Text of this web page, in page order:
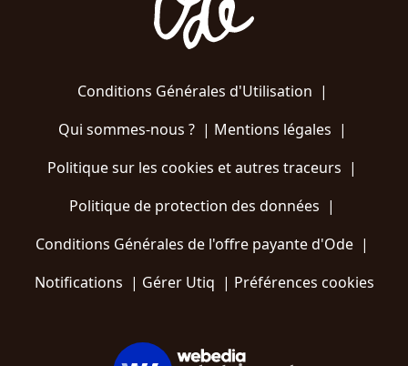
Conditions Générales d'Utilisation |
Qui sommes-nous ?| Mentions légales |
Politique sur les cookies et autres traceurs |
Politique de protection des données |
Conditions Générales de l'offre payante d'Ode |
Notifications | Gérer Utiq | Préférences cookies